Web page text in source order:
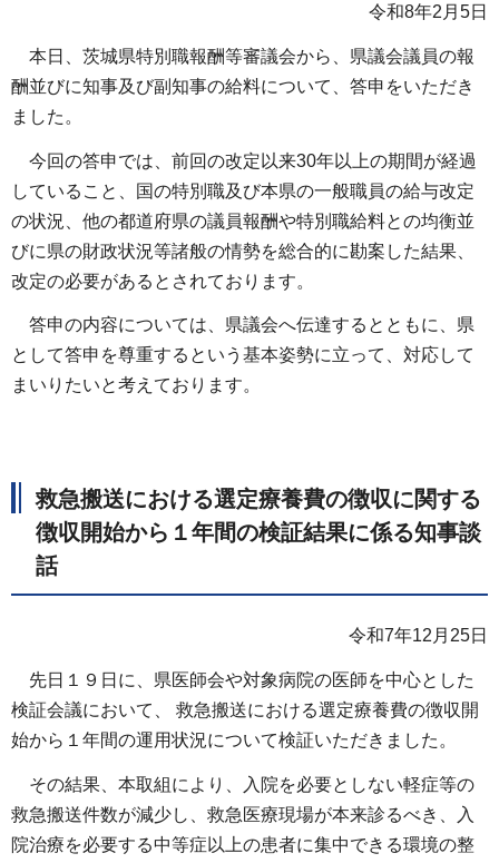
令和8年2月5日
本日、茨城県特別職報酬等審議会から、県議会議員の報
酬並びに知事及び副知事の給料について、答申をいただき
ました。
今回の答申では、前回の改定以来30年以上の期間が経過
していること、国の特別職及び本県の一般職員の給与改定
の状況、他の都道府県の議員報酬や特別職給料との均衡並
びに県の財政状況等諸般の情勢を総合的に勘案した結果、
改定の必要があるとされております。
答申の内容については、県議会へ伝達するとともに、県
として答申を尊重するという基本姿勢に立って、対応して
まいりたいと考えております。
救急搬送における選定療養費の徴収に関する
徴収開始から１年間の検証結果に係る知事談
話
令和7年12月25日
先日１９日に、県医師会や対象病院の医師を中心とした
検証会議において、 救急搬送における選定療養費の徴収開
始から１年間の運用状況について検証いただきました。
その結果、本取組により、入院を必要としない軽症等の
救急搬送件数が減少し、救急医療現場が本来診るべき、入
院治療を必要する中等症以上の患者に集中できる環境の整